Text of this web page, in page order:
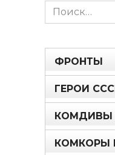
Search
for:
ФРОНТЫ
ГЕРОИ
КОМДИВЫ
КОМКОРЫ